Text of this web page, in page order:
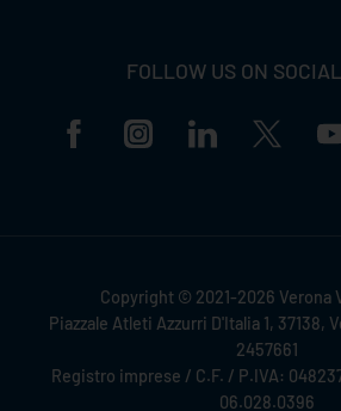
FOLLOW US ON
Copyright © 2021-2026 Verona
Piazzale Atleti Azzurri D'Italia 1, 37138,
2457661
Registro imprese / C.F. / P.IVA:
06.028.0396